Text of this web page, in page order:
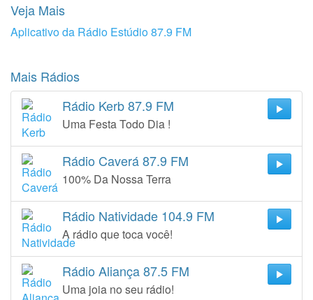
Veja Mais
Aplicativo da Rádio Estúdio 87.9 FM
Mais Rádios
Rádio Kerb 87.9 FM
Uma Festa Todo Dia !
Rádio Caverá 87.9 FM
100% Da Nossa Terra
Rádio Natividade 104.9 FM
A rádio que toca você!
Rádio Aliança 87.5 FM
Uma joia no seu rádio!